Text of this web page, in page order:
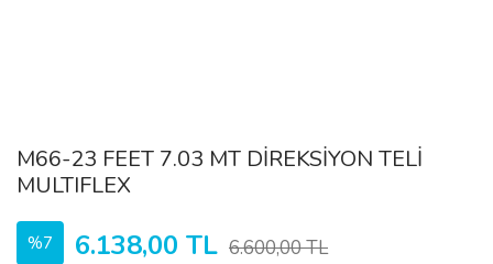
M66-23 FEET 7.03 MT DİREKSİYON TELİ
MULTIFLEX
%7 6.138,00 TL 6.600,00 TL